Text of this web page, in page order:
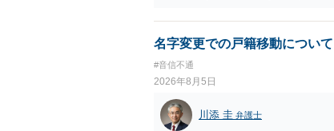
す。 一度、最寄りの「刑事に強い
ご参考まで。
名字変更での戸籍移動について
#音信不通
2026年8月5日
川添 圭 弁護士